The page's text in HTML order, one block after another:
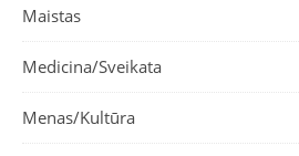
Maistas
Medicina/Sveikata
Menas/Kultūra